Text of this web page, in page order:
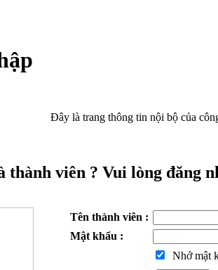
Đây là trang thông tin nội bộ của
thành viên ? Vui lòng đăng
Tên thành viên :
Mật khẩu :
Nhớ mật